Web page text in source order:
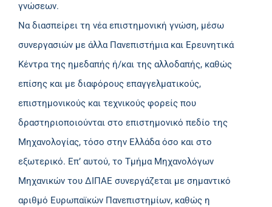
γνώσεων.
Να διασπείρει τη νέα επιστημονική γνώση, μέσω
συνεργασιών με άλλα Πανεπιστήμια και Ερευνητικά
Κέντρα της ημεδαπής ή/και της αλλοδαπής, καθώς
επίσης και με διαφόρους επαγγελματικούς,
επιστημονικούς και τεχνικούς φορείς που
δραστηριοποιούνται στο επιστημονικό πεδίο της
Μηχανολογίας, τόσο στην Ελλάδα όσο και στο
εξωτερικό. Επ’ αυτού, το Τμήμα Μηχανολόγων
Μηχανικών του ΔΙΠΑΕ συνεργάζεται με σημαντικό
αριθμό Ευρωπαϊκών Πανεπιστημίων, καθώς η